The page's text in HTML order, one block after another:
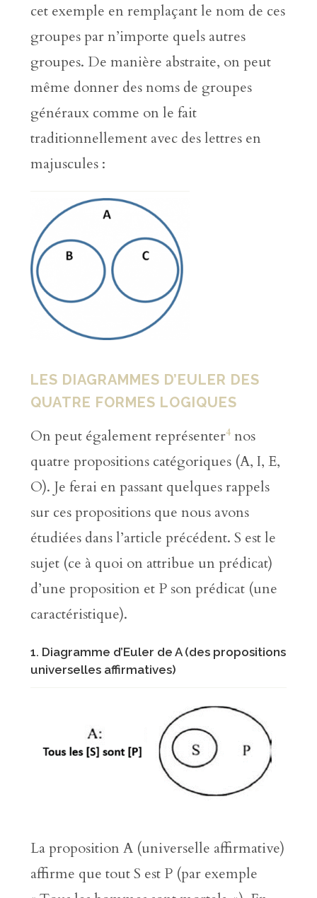
cet exemple en remplaçant le nom de ces
groupes par n’importe quels autres
groupes. De manière abstraite, on peut
même donner des noms de groupes
généraux comme on le fait
traditionnellement avec des lettres en
majuscules :
LES DIAGRAMMES D’EULER DES
QUATRE FORMES LOGIQUES
On peut également représenter4nos
quatre propositions catégoriques (A, I, E,
O). Je ferai en passant quelques rappels
sur ces propositions que nous avons
étudiées dans l’article précédent. S est le
sujet (ce à quoi on attribue un prédicat)
d’une proposition et P son prédicat (une
caractéristique).
1. Diagramme d’Euler de A (des propositions
universelles affirmatives)
La proposition A (universelle affirmative)
affirme que tout S est P (par exemple